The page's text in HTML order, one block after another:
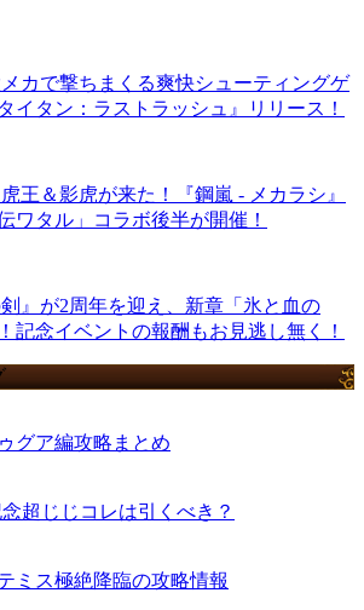
カで撃ちまくる爽快シューティングゲ
イタン：ラストラッシュ』リリース！
王＆影虎が来た！『鋼嵐 - メカラシ』
ワタル」コラボ後半が開催！
剣』が2周年を迎え、新章「氷と血の
記念イベントの報酬もお見逃し無く！
グア編攻略まとめ
超じじコレは引くべき？
ミス極絶降臨の攻略情報